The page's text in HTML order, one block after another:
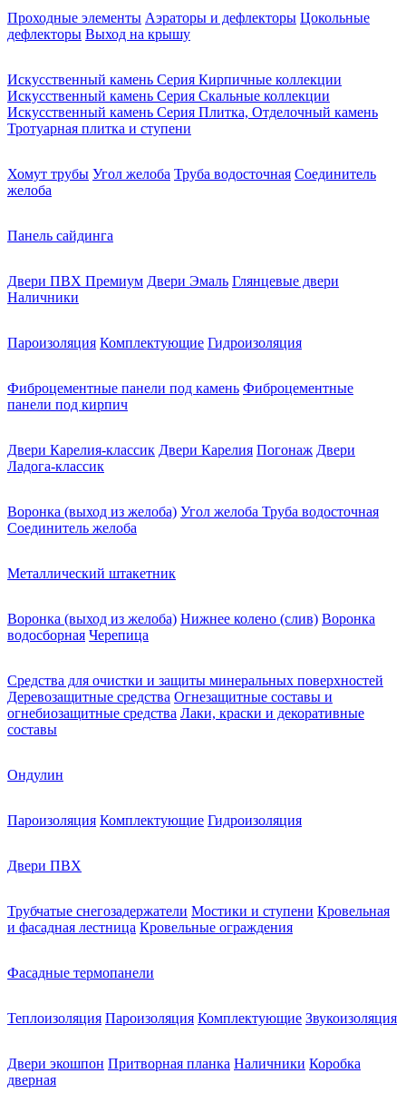
Проходные элементы Аэраторы и дефлекторы Цокольные
дефлекторы Выход на крышу
Искусственный камень Серия Кирпичные коллекции
Искусственный камень Серия Скальные коллекции
Искусственный камень Серия Плитка, Отделочный камень
Тротуарная плитка и ступени
Хомут трубы Угол желоба Труба водосточная Соединитель
желоба
Панель сайдинга
Двери ПВХ Премиум Двери Эмаль Глянцевые двери
Наличники
Пароизоляция Комплектующие Гидроизоляция
Фиброцементные панели под камень Фиброцементные
панели под кирпич
Двери Карелия-классик Двери Карелия Погонаж Двери
Ладога-классик
Воронка (выход из желоба) Угол желоба Труба водосточная
Соединитель желоба
Металлический штакетник
Воронка (выход из желоба) Нижнее колено (слив) Воронка
водосборная Черепица
Средства для очистки и защиты минеральных поверхностей
Деревозащитные средства Огнезащитные составы и
огнебиозащитные средства Лаки, краски и декоративные
составы
Ондулин
Пароизоляция Комплектующие Гидроизоляция
Двери ПВХ
Трубчатые снегозадержатели Мостики и ступени Кровельная
и фасадная лестница Кровельные ограждения
Фасадные термопанели
Теплоизоляция Пароизоляция Комплектующие Звукоизоляция
Двери экошпон Притворная планка Наличники Коробка
дверная